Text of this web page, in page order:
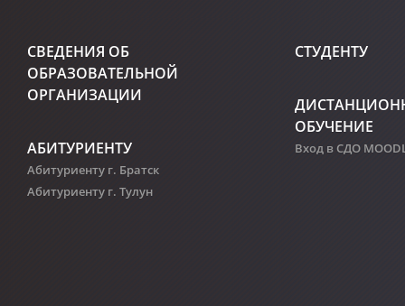
СВЕДЕНИЯ ОБ
ОБРАЗОВАТЕЛЬНОЙ
ОРГАНИЗАЦИИ
АБИТУРИЕНТУ
Абитуриенту г. Братск
Абитуриенту г. Тулун
СТУДЕНТУ
ОБУЧЕНИЕ
Вход в СДО